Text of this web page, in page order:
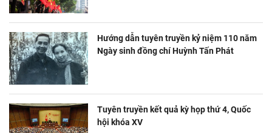
Hướng dẫn tuyên truyền kỷ niệm 110 năm
Ngày sinh đồng chí Huỳnh Tấn Phát
Tuyên truyền kết quả kỳ họp thứ 4, Quốc
hội khóa XV